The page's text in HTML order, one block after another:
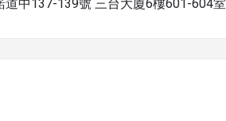
道中137-139號 三台大廈6樓601-604室